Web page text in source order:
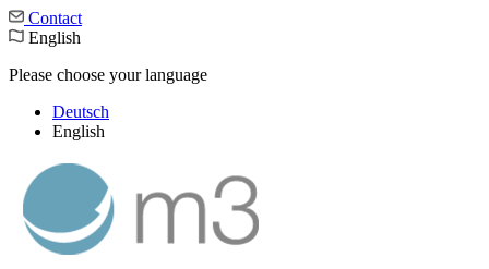
Contact
English
Please choose your language
Deutsch
English